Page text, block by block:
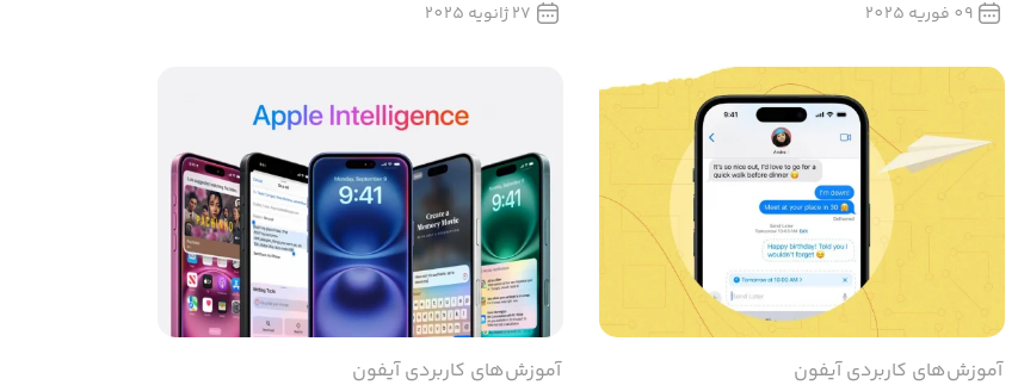
09 فوریه 2025 27 ژانویه 2025
آموزش‌های کاربردی آیفون آموزش‌های کاربردی آیفون